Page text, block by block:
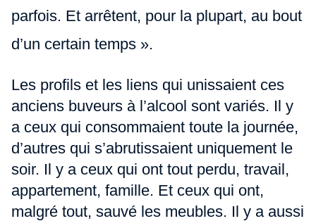
parfois. Et arrêtent, pour la plupart, au bout
d’un certain temps ».
Les profils et les liens qui unissaient ces
anciens buveurs à l’alcool sont variés. Il y
a ceux qui consommaient toute la journée,
d’autres qui s’abrutissaient uniquement le
soir. Il y a ceux qui ont tout perdu, travail,
appartement, famille. Et ceux qui ont,
malgré tout, sauvé les meubles. Il y a aussi